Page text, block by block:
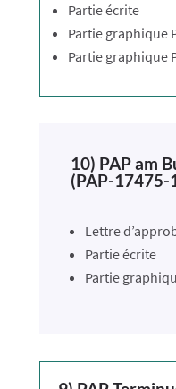
Partie écrite
Partie graphique
Partie graphique
10) PAP am
(PAP-17475-
Lettre
Partie écrite
Partie